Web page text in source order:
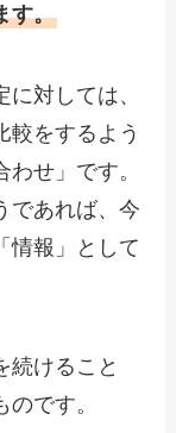
す。
対しては、
較をするよう
せ」です。
であれば、今
情報」として
続けること
です。